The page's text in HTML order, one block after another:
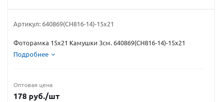
Артикул: 640869(CH816-14)-15х21
Фоторамка 15х21 Камушки 3см. 640869(CH816-14)-15х21
Подробнее
Оптовая цена
178 руб./шт